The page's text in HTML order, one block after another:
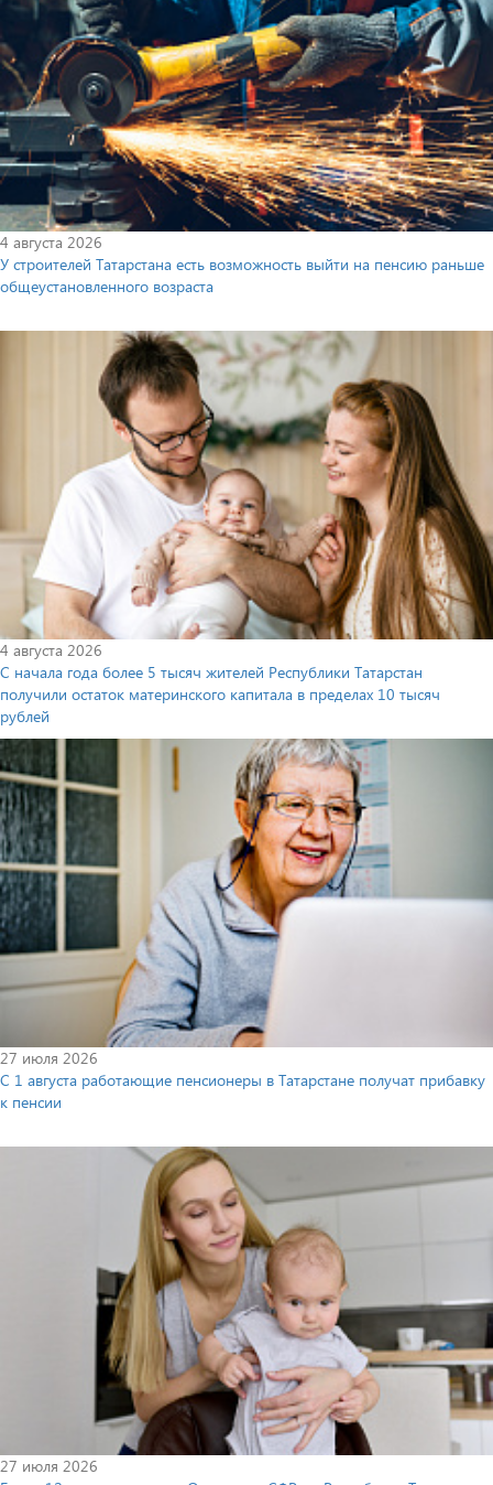
4 августа 2026
У строителей Татарстана есть возможность выйти на пенсию раньше
общеустановленного возраста
4 августа 2026
С начала года более 5 тысяч жителей Республики Татарстан
получили остаток материнского капитала в пределах 10 тысяч
рублей
27 июля 2026
С 1 августа работающие пенсионеры в Татарстане получат прибавку
к пенсии
27 июля 2026